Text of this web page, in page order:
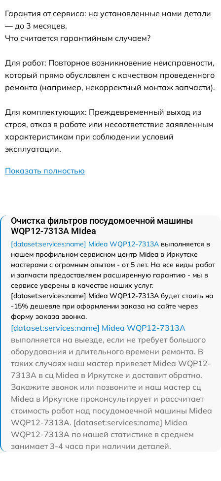
Гарантия от сервиса: на установленные нами детали
— до 3 месяцев.
Что считается гарантийным случаем?
Для работ: Повторное возникновение неисправности,
который прямо обусловлен с качеством проведенного
ремонта (например, некорректный монтаж запчасти).
Для комплектующих: Преждевременный выход из
строя, отказ в работе или несоответствие заявленным
характеристикам при соблюдении условий
эксплуатации.
Показать полностью
Очистка фильтров посудомоечной машины
WQP12-7313A Midea
[dataset:services:name] Midea WQP12-7313A выполняется в
нашем профильном сервисном центр Midea в Иркутске
мастерами с огромным опытом - от 5 лет. На все виды работ
и запчасти предоставляем расширенную гарантию - мы в
сервисе уверены в качестве наших услуг.
[dataset:services:name] Midea WQP12-7313A будет стоить на
-15% дешевле при оформлении заказа на сайте через
форму заказа звонка.
[dataset:services:name] Midea WQP12-7313A
выполняется на выезде, если не требует большого
оборудования и длительного времени ремонта. В
таких случаях наш мастер привезет Midea WQP12-
7313A в сц Midea в Иркутске и доставит обратно.
Закажите звонок или позвоните и наш мастер сц
Midea в Иркутске проконсультирует и рассчитает
стоимость работ над посудомоечной машины Midea
WQP12-7313A. [dataset:services:name] Midea
WQP12-7313A по нашей статистике в среднем
занимает 3-4 часа при наличии деталей.